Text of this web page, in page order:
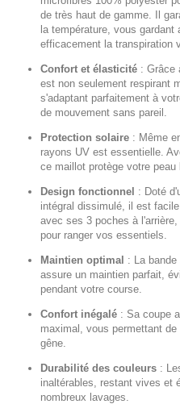
de très haut de gamme. Il
la température, vous
efficacement la transpiration
Confort et élasticité : Grâce
est non seulement respirant
s'adaptant parfaitement à
de mouvement sans pareil.
Protection solaire : Même
rayons UV est essentielle.
ce maillot protège votre
Design fonctionnel : Doté
intégral dissimulé, il est
avec ses 3 poches à
pour ranger vos essentiels.
Maintien optimal : La
assure un maintien parfait,
pendant votre course.
Confort inégalé : Sa coupe
maximal, vous permettant
gêne.
Durabilité des couleurs :
inaltérables, restant vives et
nombreux lavages.